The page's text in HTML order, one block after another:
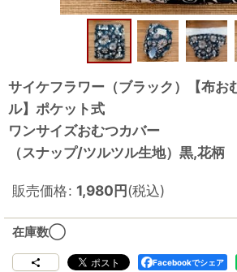
サイケフラワー（ブラック）【布お
ル】ポケット式
ワンサイズおむつカバー
（スナップ/ツルツル生地）黒,花柄
販売価格: 1,980円(税込)
在庫数◯
Facebookでシェア